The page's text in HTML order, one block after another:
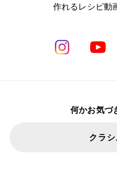
作れるレシピ動
何かお気づ
クラ